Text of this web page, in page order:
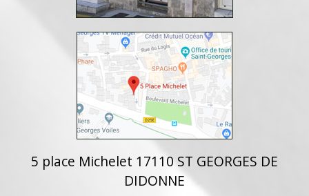
5 place Michelet 17110 ST GEORGES DE
DIDONNE